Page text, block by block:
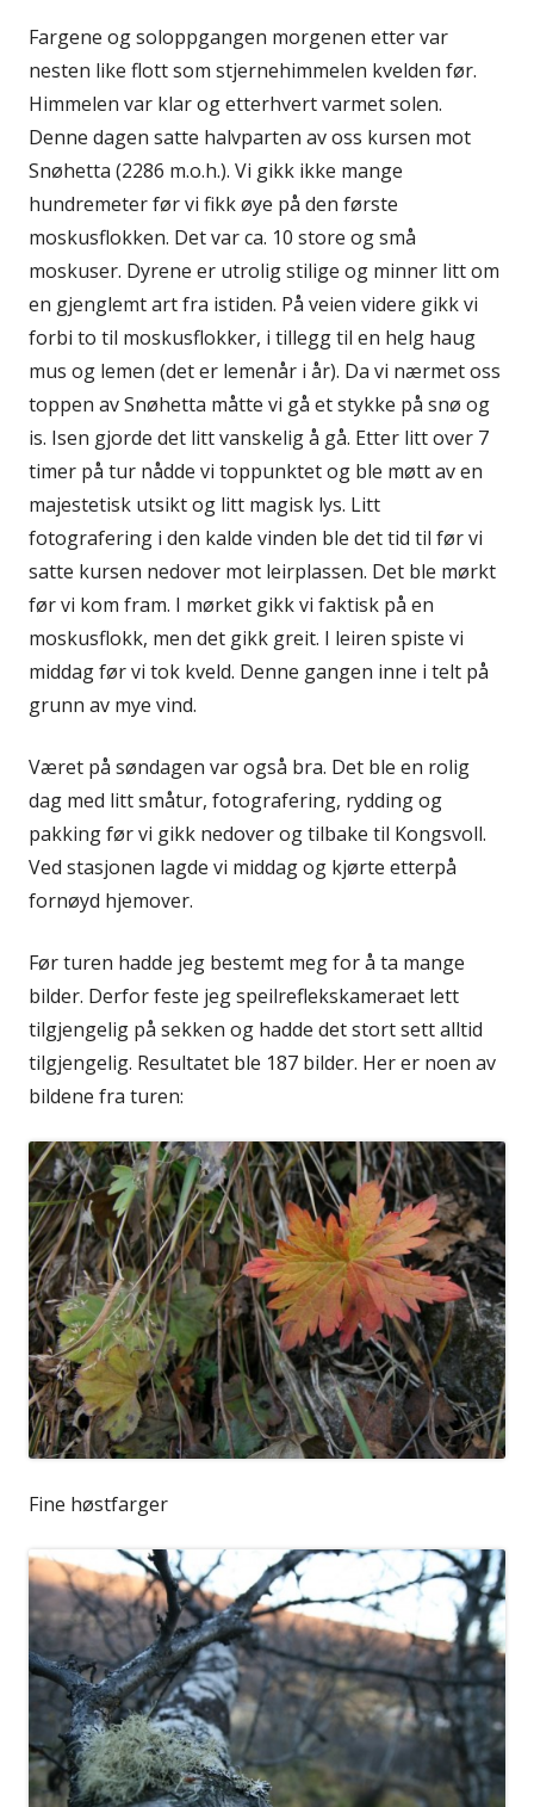
Fargene og soloppgangen morgenen etter var
nesten like flott som stjernehimmelen kvelden før.
Himmelen var klar og etterhvert varmet solen.
Denne dagen satte halvparten av oss kursen mot
Snøhetta (2286 m.o.h.). Vi gikk ikke mange
hundremeter før vi fikk øye på den første
moskusflokken. Det var ca. 10 store og små
moskuser. Dyrene er utrolig stilige og minner litt om
en gjenglemt art fra istiden. På veien videre gikk vi
forbi to til moskusflokker, i tillegg til en helg haug
mus og lemen (det er lemenår i år). Da vi nærmet oss
toppen av Snøhetta måtte vi gå et stykke på snø og
is. Isen gjorde det litt vanskelig å gå. Etter litt over 7
timer på tur nådde vi toppunktet og ble møtt av en
majestetisk utsikt og litt magisk lys. Litt
fotografering i den kalde vinden ble det tid til før vi
satte kursen nedover mot leirplassen. Det ble mørkt
før vi kom fram. I mørket gikk vi faktisk på en
moskusflokk, men det gikk greit. I leiren spiste vi
middag før vi tok kveld. Denne gangen inne i telt på
grunn av mye vind.
Været på søndagen var også bra. Det ble en rolig
dag med litt småtur, fotografering, rydding og
pakking før vi gikk nedover og tilbake til Kongsvoll.
Ved stasjonen lagde vi middag og kjørte etterpå
fornøyd hjemover.
Før turen hadde jeg bestemt meg for å ta mange
bilder. Derfor feste jeg speilreflekskameraet lett
tilgjengelig på sekken og hadde det stort sett alltid
tilgjengelig. Resultatet ble 187 bilder. Her er noen av
bildene fra turen:
Fine høstfarger